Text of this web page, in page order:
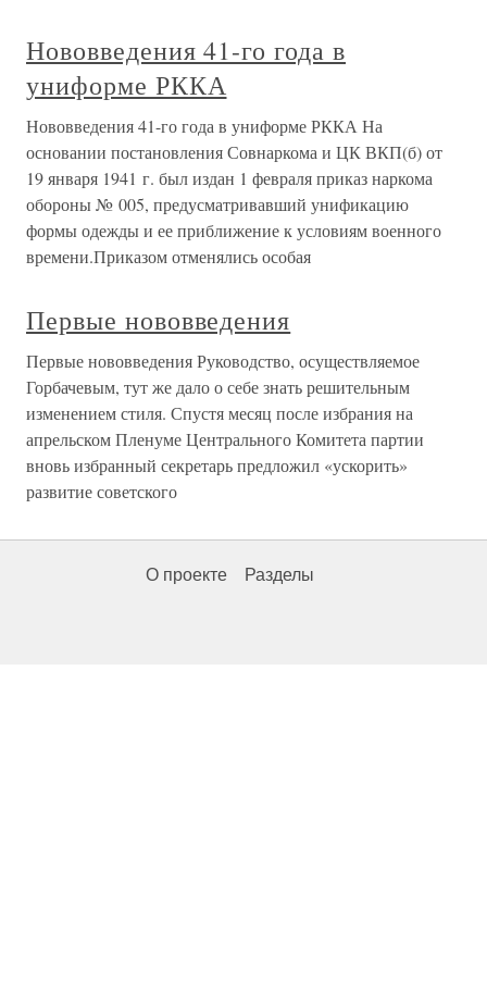
Нововведения 41-го года в
униформе РККА
Нововведения 41-го года в униформе РККА На
основании постановления Совнаркома и ЦК ВКП(б) от
19 января 1941 г. был издан 1 февраля приказ наркома
обороны № 005, предусматривавший унификацию
формы одежды и ее приближение к условиям военного
времени.Приказом отменялись особая
Первые нововведения
Первые нововведения Руководство, осуществляемое
Горбачевым, тут же дало о себе знать решительным
изменением стиля. Спустя месяц после избрания на
апрельском Пленуме Центрального Комитета партии
вновь избранный секретарь предложил «ускорить»
развитие советского
О проекте Разделы